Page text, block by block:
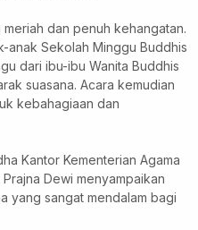
dan penuh kehangatan.
anak Sekolah Minggu Buddhis
dari ibu-ibu Wanita Buddhis
suasana. Acara kemudian
kebahagiaan dan
Kantor Kementerian Agama
Dewi menyampaikan
yang sangat mendalam bagi